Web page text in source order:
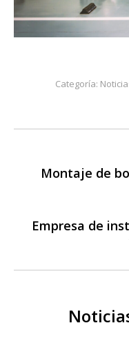
Categoría:
entre
Montaje de
Empresa de